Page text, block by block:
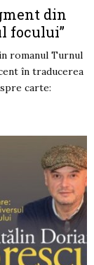
din
focului”
romanul Turnul
în traducerea
carte: